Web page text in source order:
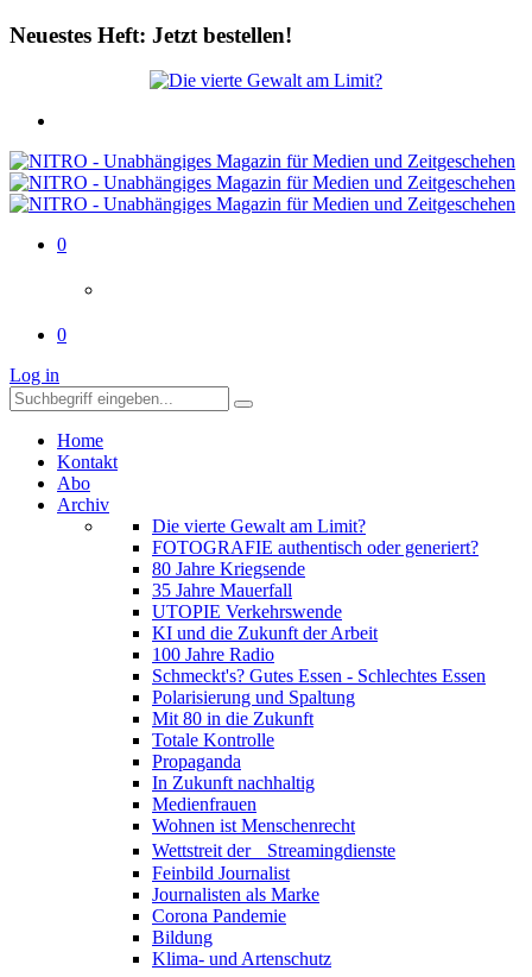
Neuestes Heft: Jetzt bestellen!
0
0
Log in
Home
Kontakt
Abo
Archiv
Die vierte Gewalt am Limit?
FOTOGRAFIE authentisch oder generiert?
80 Jahre Kriegsende
35 Jahre Mauerfall
UTOPIE Verkehrswende
KI und die Zukunft der Arbeit
100 Jahre Radio
Schmeckt's? Gutes Essen - Schlechtes Essen
Polarisierung und Spaltung
Mit 80 in die Zukunft
Totale Kontrolle
Propaganda
In Zukunft nachhaltig
Medienfrauen
Wohnen ist Menschenrecht
Wettstreit der Streamingdienste
Feinbild Journalist
Journalisten als Marke
Corona Pandemie
Bildung
Klima- und Artenschutz